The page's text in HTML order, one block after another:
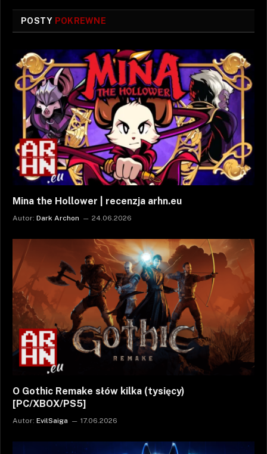
POSTY POKREWNE
Mina the Hollower | recenzja arhn.eu
Autor: Dark Archon 24.06.2026
O Gothic Remake słów kilka (tysięcy)
[PC/XBOX/PS5]
Autor: EvilSaiga 17.06.2026